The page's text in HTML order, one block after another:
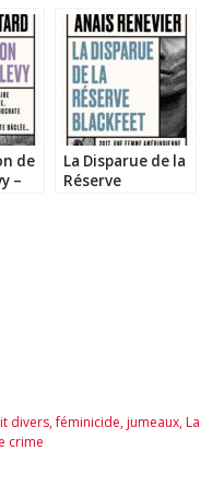
de
–
La Disparue de la
Réserve
divers,féminicide,jumeaux,La
crime